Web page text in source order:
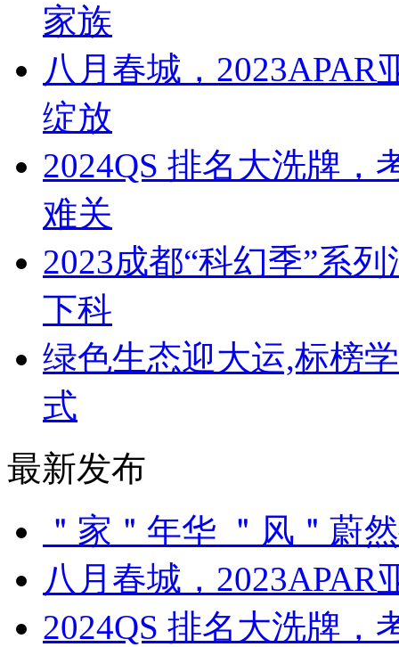
家族
八月春城，
绽放
​2024QS 排名大洗牌，
难关
​2023成都“科幻季”系
下科
绿色生态迎大运,标榜
式
最新发布
＂家＂年华 ＂风＂
八月春城，
​2024QS 排名大洗牌，